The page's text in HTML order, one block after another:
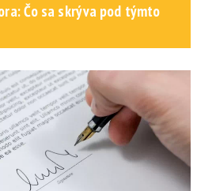
Čo sa skrýva pod týmto